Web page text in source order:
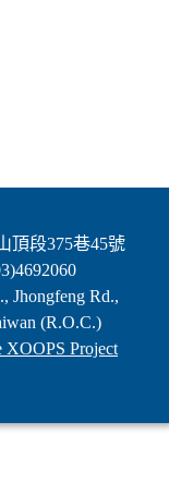
頂段375巷45號
Jhongfeng Rd.,
(R.O.C.)
XOOPS Project